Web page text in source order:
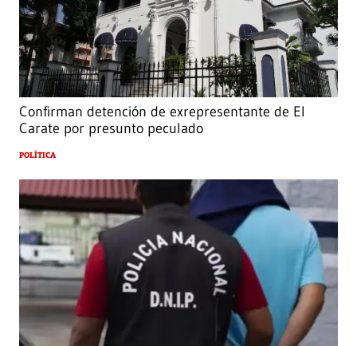
Confirman detención de exrepresentante de El
Carate por presunto peculado
POLÍTICA